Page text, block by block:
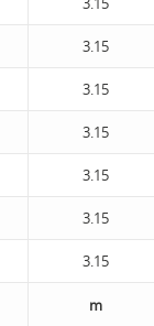
3.15
3.15
3.15
3.15
3.15
3.15
m